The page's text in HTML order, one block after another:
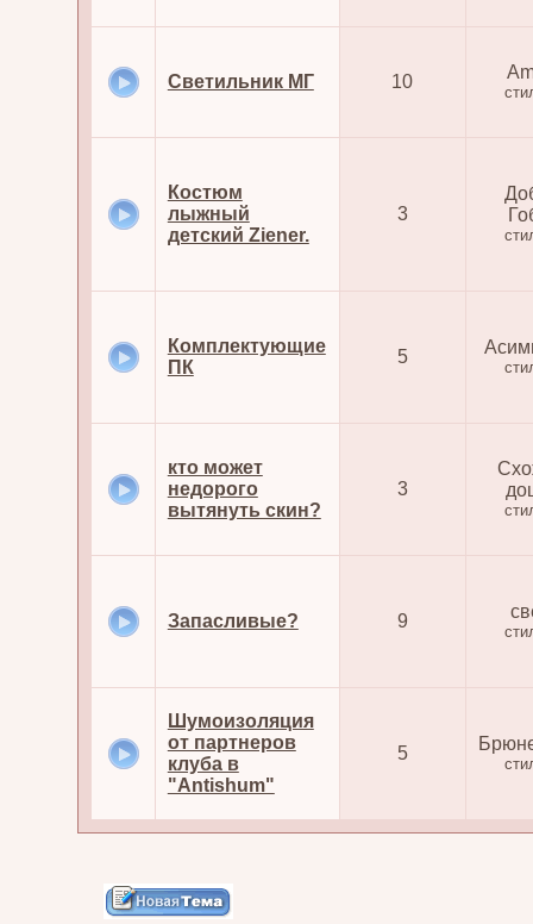
Светильник МГ 10
Костюм
лыжный
детский Ziener.
3
Комплектующие
ПК
5
кто может
недорого
вытянуть скин?
3
Запасливые? 9
Шумоизоляция
от партнеров
клуба в
"Antishum"
5